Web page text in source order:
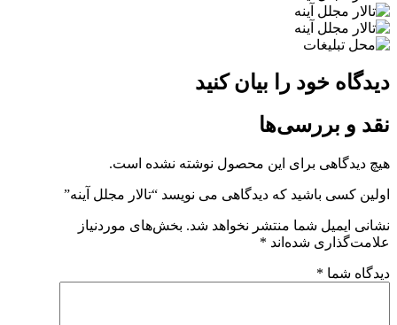
دیدگاه خود را بیان کنید
نقد و بررسی‌ها
هیچ دیدگاهی برای این محصول نوشته نشده است.
اولین کسی باشید که دیدگاهی می نویسد “تالار مجلل آینه”
نشانی ایمیل شما منتشر نخواهد شد. بخش‌های موردنیاز
علامت‌گذاری شده‌اند *
دیدگاه شما *